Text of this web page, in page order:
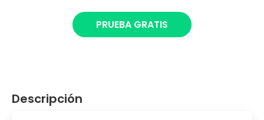
PRUEBA GRATIS
Descripción